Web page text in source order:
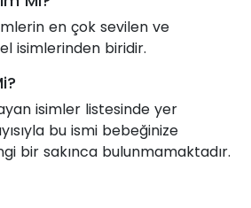
en çok sevilen ve
isimlerinden biridir.
isimler listesinde yer
bu ismi bebeğinize
bir sakınca bulunmamaktadır.